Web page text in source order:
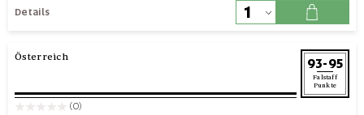
Details
Österreich 93-95
Falstaff
Punkte
(0)